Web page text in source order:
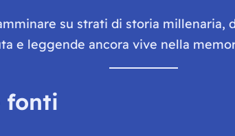
su strati di storia
e leggende ancora vive nella
fonti